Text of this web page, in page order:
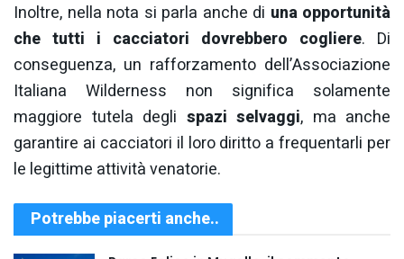
Inoltre, nella nota si parla anche di una opportunità
che tutti i cacciatori dovrebbero cogliere. Di
conseguenza, un rafforzamento dell’Associazione
Italiana Wilderness non significa solamente
maggiore tutela degli spazi selvaggi, ma anche
garantire ai cacciatori il loro diritto a frequentarli per
le legittime attività venatorie.
Potrebbe piacerti anche..